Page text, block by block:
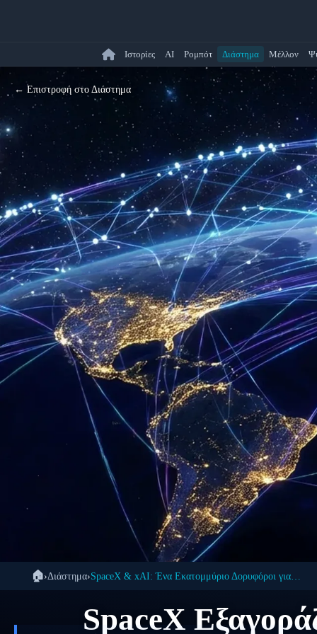
Ιστορίες AI Ρομπότ Διάστημα Μέλλον
← Επιστροφή στο Διάστημα
SpaceX
🏠›Διάστημα›